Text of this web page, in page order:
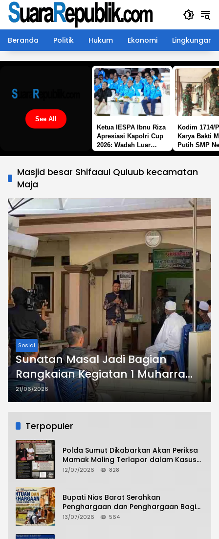
Langsung
konten
Beranda
Politik Hukum Ekonomi Lingkungan
See All
Ketua IESPA Ibnu Riza
Apresiasi Kapolri Cup
2026: Wadah Luar
Nasional
Kodim 1714/
Karya Bakti
Putih SMP
Masjid besar Shifaaul Quluub kecamatan
Maja
Sosial
Sunatan Masal Jadi Bagian
Rangkaian Kegiatan 1 Muharram
1448 H di Masjid Besar Shifaaul
Quluub Maja
21/06/2026
Terpopuler
Polda Sumut Dikabarkan Akan Periksa
Mamak Maling Terlapor dalam Kasus
Dugaan Penipuan Bermodus Surat
12/07/2026 828
Bupati Nias Barat Serahkan
Penghargaan dan Penghargaan Bagi
Siswa Berprestasi Pada Pembukaan TA
13/07/2026 564